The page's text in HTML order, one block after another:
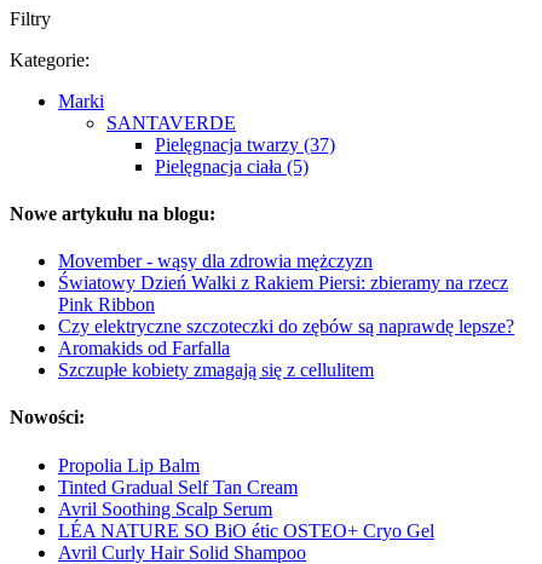
Filtry
Kategorie:
Marki
SANTAVERDE
Pielęgnacja twarzy (37)
Pielęgnacja ciała (5)
Nowe artykułu na blogu:
Movember - wąsy dla zdrowia mężczyzn
Światowy Dzień Walki z Rakiem Piersi: zbieramy na rzecz
Pink Ribbon
Czy elektryczne szczoteczki do zębów są naprawdę lepsze?
Aromakids od Farfalla
Szczupłe kobiety zmagają się z cellulitem
Nowości:
Propolia Lip Balm
Tinted Gradual Self Tan Cream
Avril Soothing Scalp Serum
LÉA NATURE SO BiO étic OSTEO+ Cryo Gel
Avril Curly Hair Solid Shampoo